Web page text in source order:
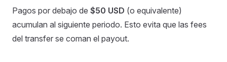
Pagos por debajo de $50 USD (o equivalente)
acumulan al siguiente periodo. Esto evita que las fees
del transfer se coman el payout.